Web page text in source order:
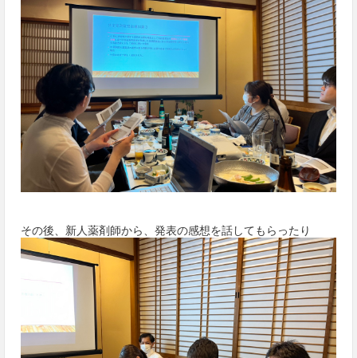
その後、新人薬剤師から、発表の感想を話してもらったり